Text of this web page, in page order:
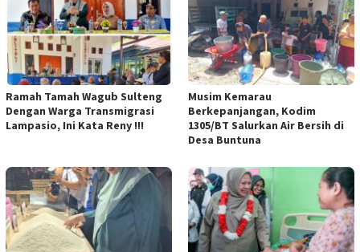
Ramah Tamah Wagub Sulteng
Dengan Warga Transmigrasi
Lampasio, Ini Kata Reny !!!
Musim Kemarau
Berkepanjangan, Kodim
1305/BT Salurkan Air Bersih di
Desa Buntuna